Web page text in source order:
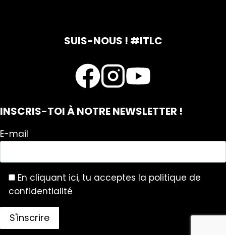
SUIS-NOUS ! #ITLC
INSCRIS-TOI À NOTRE NEWSLETTER !
E-mail
En cliquant ici, tu acceptes la politique de
confidentialité